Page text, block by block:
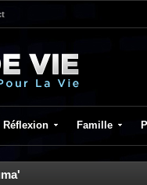
Réflexion Famille